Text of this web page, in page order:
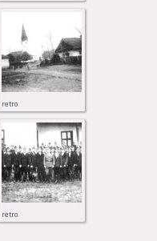
retro
retro